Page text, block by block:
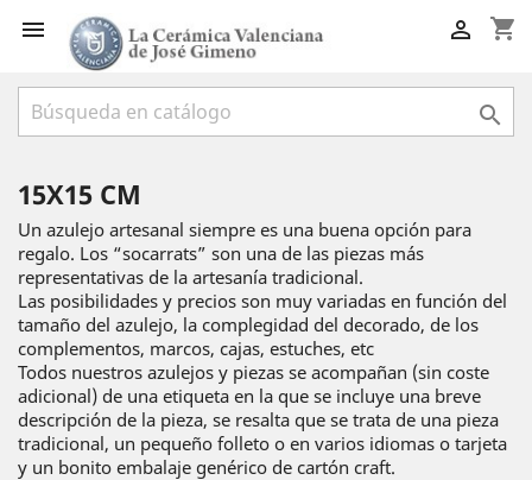
 shopping_cart


15X15 CM
Un azulejo artesanal siempre es una buena opción para
regalo. Los “socarrats” son una de las piezas más
representativas de la artesanía tradicional.
Las posibilidades y precios son muy variadas en función del
tamaño del azulejo, la complegidad del decorado, de los
complementos, marcos, cajas, estuches, etc
Todos nuestros azulejos y piezas se acompañan (sin coste
adicional) de una etiqueta en la que se incluye una breve
descripción de la pieza, se resalta que se trata de una pieza
tradicional, un pequeño folleto o en varios idiomas o tarjeta
y un bonito embalaje genérico de cartón craft.